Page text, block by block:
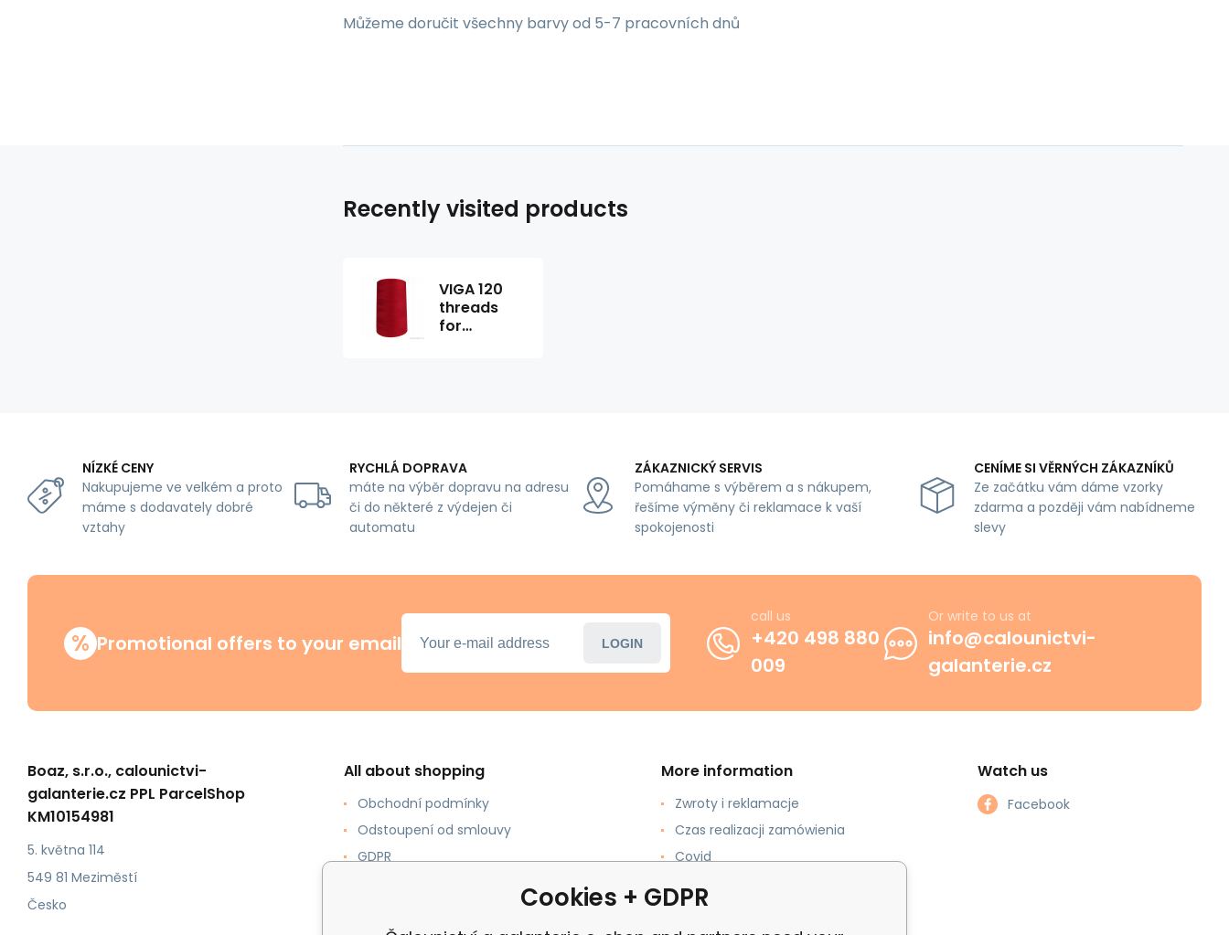
Můžeme doručit všechny barvy od 5-7 pracovních dnů
Recently visited products
VIGA 120
threads
for
NÍZKÉ CENY
Nakupujeme ve velkém a proto
máme s dodavately dobré
vztahy
RYCHLÁ DOPRAVA
máte na výběr dopravu na adresu
či do některé z výdejen či
automatu
ZÁKAZNICKÝ SERVIS
Pomáhame s výběrem a s nákupem,
řešíme výměny či reklamace k vaší
spokojenosti
CENÍME SI VĚRNÝCH ZÁKAZNÍKŮ
Ze začátku vám dáme vzorky
zdarma a později vám nabídneme
slevy
% Promotional offers to your email LOGIN
call us
+420 498 880
009
Or write to us at
info@calounictvi-
galanterie.cz
Boaz, s.r.o., calounictvi-
galanterie.cz PPL ParcelShop
KM10154981
5. května 114
549 81 Meziměstí
Česko
All about shopping
Obchodní podmínky
Odstoupení od smlouvy
GDPR
More information
Zwroty i reklamacje
Czas realizacji zamówienia
Covid
Watch us
Facebook
Cookies + GDPR